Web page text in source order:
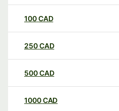
100CAD
250CAD
500CAD
1000CAD